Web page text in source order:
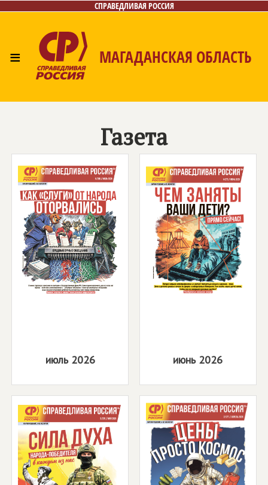
СПРАВЕДЛИВАЯ РОССИЯ
≡ МАГАДАНСКАЯ ОБЛАСТЬ
Контакты
Газета
июль 2026 июнь 2026